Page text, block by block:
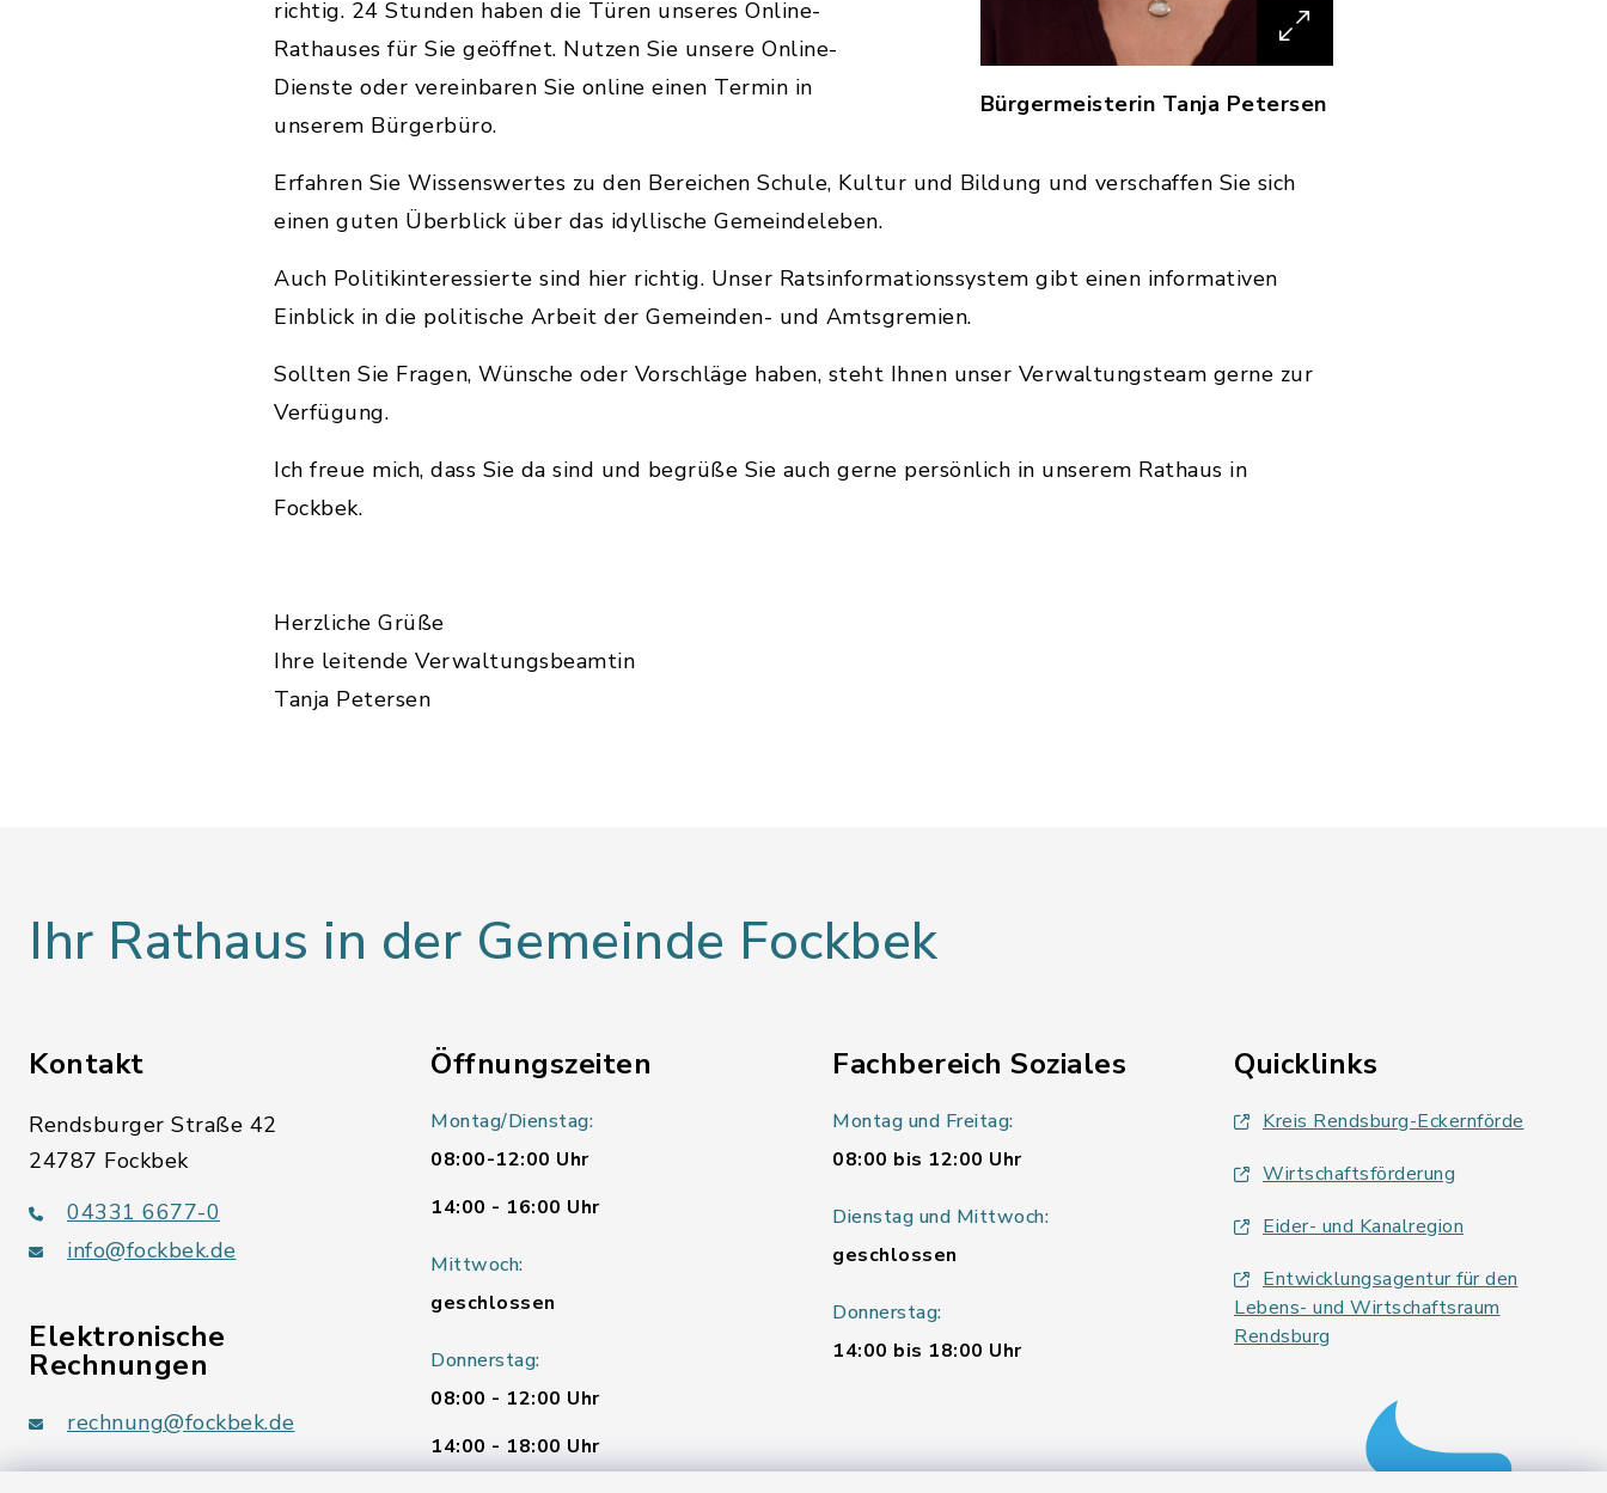
Bürgermeisterin Tanja Petersen
richtig. 24 Stunden haben die Türen unseres Online-
Rathauses für Sie geöffnet. Nutzen Sie unsere Online-
Dienste oder vereinbaren Sie online einen Termin in
unserem Bürgerbüro.
Erfahren Sie Wissenswertes zu den Bereichen Schule, Kultur und Bildung und verschaffen Sie sich
einen guten Überblick über das idyllische Gemeindeleben.
Auch Politikinteressierte sind hier richtig. Unser Ratsinformationssystem gibt einen informativen
Einblick in die politische Arbeit der Gemeinden- und Amtsgremien.
Sollten Sie Fragen, Wünsche oder Vorschläge haben, steht Ihnen unser Verwaltungsteam gerne zur
Verfügung.
Ich freue mich, dass Sie da sind und begrüße Sie auch gerne persönlich in unserem Rathaus in
Fockbek.
Herzliche Grüße
Ihre leitende Verwaltungsbeamtin
Tanja Petersen
Ihr Rathaus in der Gemeinde Fockbek
Kontakt
Rendsburger Straße 42
24787 Fockbek
04331 6677-0
info@fockbek.de
Elektronische
Rechnungen
rechnung@fockbek.de
Öffnungszeiten
Montag/Dienstag:
08:00-12:00 Uhr
14:00 - 16:00 Uhr
Mittwoch:
geschlossen
Donnerstag:
08:00 - 12:00 Uhr
14:00 - 18:00 Uhr
Fachbereich Soziales
Montag und Freitag:
08:00 bis 12:00 Uhr
Dienstag und Mittwoch:
geschlossen
Donnerstag:
14:00 bis 18:00 Uhr
Quicklinks
Kreis Rendsburg-Eckernförde
Wirtschaftsförderung
Eider- und Kanalregion
Entwicklungsagentur für den
Lebens- und Wirtschaftsraum
Rendsburg